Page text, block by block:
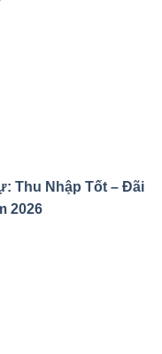
Thu Nhập Tốt – Đãi
2026